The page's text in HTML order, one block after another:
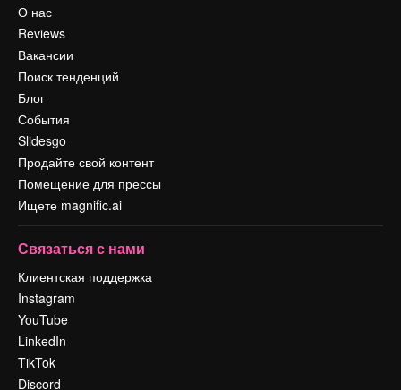
О нас
Reviews
Вакансии
Поиск тенденций
Блог
События
Slidesgo
Продайте свой контент
Помещение для прессы
Ищете magnific.ai
Связаться с нами
Клиентская поддержка
Instagram
YouTube
LinkedIn
TikTok
Discord